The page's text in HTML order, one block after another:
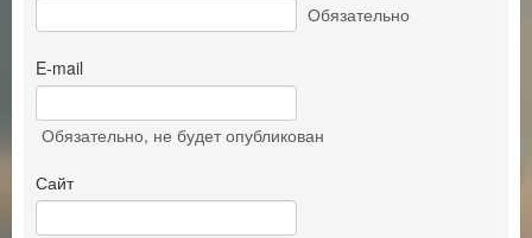
Обязательно
E-mail
Обязательно, не будет опубликован
Сайт